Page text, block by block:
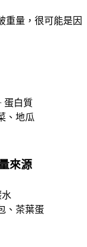
重量，很可能是因
蛋白質
、地瓜
來源
、茶葉蛋